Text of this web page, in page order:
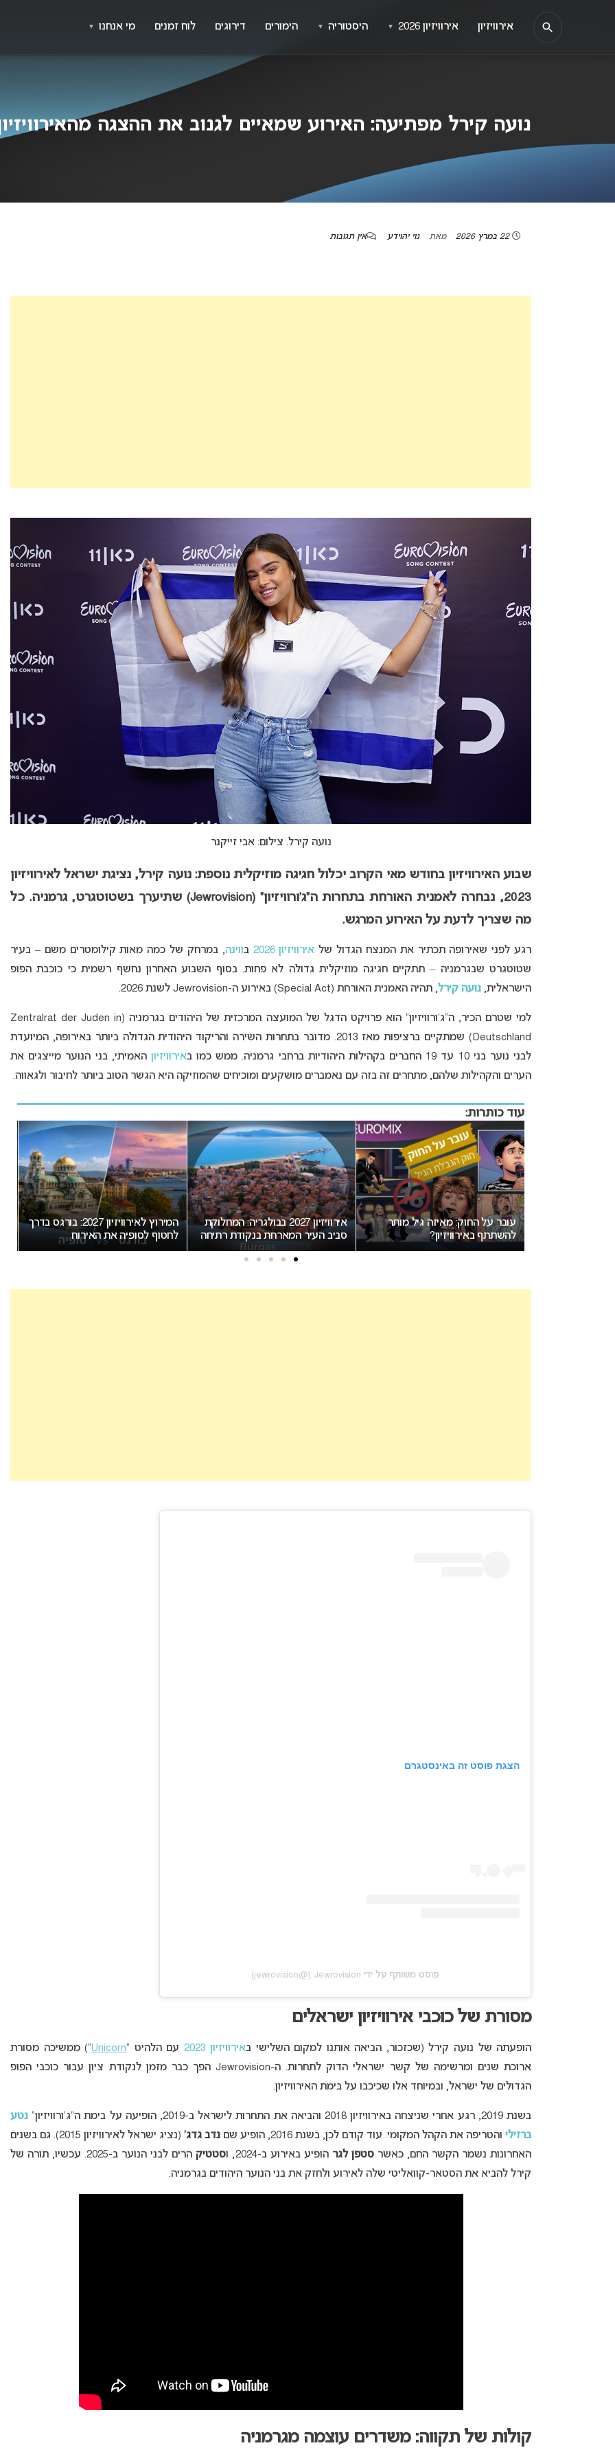
נועה קירל מפתיעה: האירוע שמאיים לגנוב את ההצגה
22 במרץ 2026 מאת נוי יהוידע אין תגובות
נועה קירל. צילום: אבי זייקנר
שבוע האירוויזיון בחודש מאי הקרוב יכלול חגיגה מוזיקלית נוספת: נועה קירל, נציגת ישראל לאירוויזיון
2023, נבחרה לאמנית האורחת בתחרות ה”ג’ורוויזיון” (Jewrovision) שתיערך בשטוטגרט, גרמניה. כל
מה שצריך לדעת על האירוע המרגש.
רגע לפני שאירופה תכתיר את המנצח הגדול של אירוויזיון 2026 בווינה, במרחק של כמה מאות קילומטרים משם – בעיר
שטוטגרט שבגרמניה – תתקיים חגיגה מוזיקלית גדולה לא פחות. בסוף השבוע האחרון נחשף רשמית כי כוכבת הפופ
הישראלית, נועה קירל, תהיה האמנית האורחת (Special Act) באירוע ה-Jewrovision לשנת 2026.
למי שטרם הכיר, ה”ג’ורוויזיון” הוא פרויקט הדגל של המועצה המרכזית של היהודים בגרמניה (Zentralrat der Juden in
Deutschland) שמתקיים ברציפות מאז 2013. מדובר בתחרות השירה והריקוד היהודית הגדולה ביותר באירופה, המיועדת
לבני נוער בני 10 עד 19 החברים בקהילות היהודיות ברחבי גרמניה. ממש כמו ב
אירוויזיון האמיתי, בני הנוער מייצגים את
הערים והקהילות שלהם, מתחרים זה בזה עם נאמברים מושקעים ומוכיחים שהמוזיקה היא הגשר הטוב ביותר לחיבור ולגאווה.
עוד כותרות:
עובר על החוק: מאיזה גיל מותר
להשתתף באירוויזיון?
אירוויזיון 2027 בבולגריה: המחלוקת
סביב העיר המארחת בנקודת רתיחה
המירוץ לאירוויזיון 2027: בורגס בדרך
לחטוף לסופיה את האירוח
הצגת פוסט זה באינסטגרם
פוסט משותף על ידי ‏‎Jewrovision‎‏ (@‏‎jewrovision‎‏)
מסורת של כוכבי אירוויזיון ישראלים
הופעתה של נועה קירל (שכזכור, הביאה אותנו למקום השלישי באירוויזיון 2023 עם הלהיט “Unicorn“) ממשיכה מסורת
ארוכת שנים ומרשימה של קשר ישראלי הדוק לתחרות. ה-Jewrovision הפך כבר מזמן לנקודת ציון עבור כוכבי הפופ
הגדולים של ישראל, ובמיוחד אלו שכיכבו על בימת האירוויזיון.
בשנת 2019, רגע אחרי שניצחה באירוויזיון 2018 והביאה את התחרות לישראל ב-2019, הופיעה על בימת ה”ג’ורוויזיון”
נטע
ברזילי והטריפה את הקהל המקומי. עוד קודם לכן, בשנת 2016, הופיע שם נדב גדג’
(נציג ישראל לאירוויזיון 2015). גם בשנים
האחרונות נשמר הקשר החם, כאשרסטפן לגר הופיע באירוע ב-2024, ו סטטיק
הרים לבני הנוער ב-2025. עכשיו, תורה של
קירל להביא את הסטאר-קוואליטי שלה לאירוע ולחזק את בני הנוער היהודים בגרמניה.
קולות של תקווה: משדרים עוצמה מגרמניה
אירוויזיון אירוויזיון 2026 ▼ היסטוריה ▼ הימורים דירוגים לוח זמנים מי אנחנו ▼